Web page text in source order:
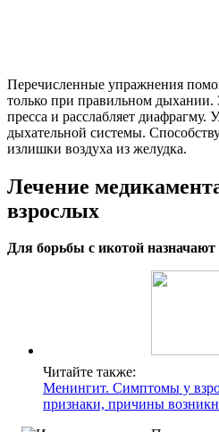
Перечисленные упражнения
только при правильном
пресса и расслабляет диафрагму.
дыхательной системы.
излишки воздуха из желудка.
Лечение
взрослых
Для борьбы с икотой
Читайте также:
Менингит. Симптомы у
признаки, причины